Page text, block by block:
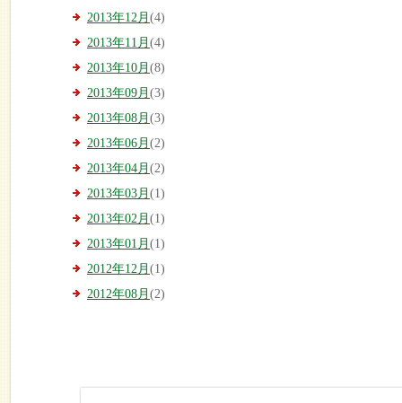
2013年12月 (4)
2013年11月 (4)
2013年10月 (8)
2013年09月 (3)
2013年08月 (3)
2013年06月 (2)
2013年04月 (2)
2013年03月 (1)
2013年02月 (1)
2013年01月 (1)
2012年12月 (1)
2012年08月 (2)